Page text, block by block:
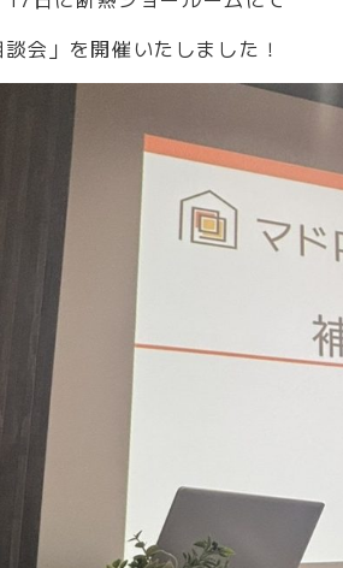
談会」を開催いたしました！